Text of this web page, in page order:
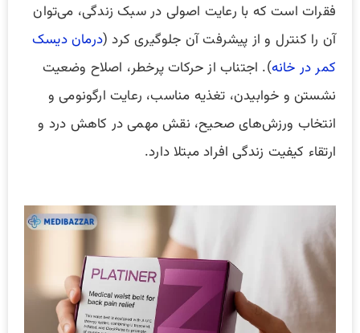
فقرات است که با رعایت اصولی در سبک زندگی، می‌توان
آن را کنترل و از پیشرفت آن جلوگیری کرد (درمان دیسک
کمر در خانه). اجتناب از حرکات پرخطر، اصلاح وضعیت
نشستن و خوابیدن، تغذیه مناسب، رعایت ارگونومی و
انتخاب ورزش‌های صحیح، نقش مهمی در کاهش درد و
ارتقاء کیفیت زندگی افراد مبتلا دارد.